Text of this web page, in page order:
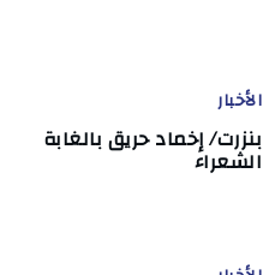
الأخبار
بنزرت/ إخماد حريق بالغابة
الشعراء